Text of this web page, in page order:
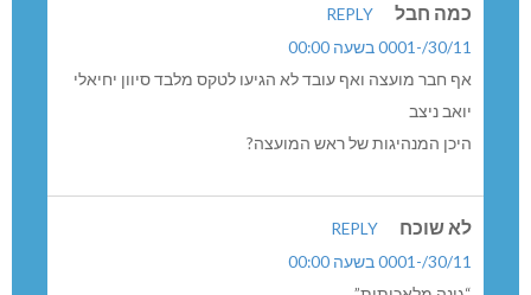
כמה חבל
REPLY
30/11/-0001 בשעה 00:00
אף חבר מועצה ואף עובד לא הגיעו לטקס מלבד סיוון יחיאלי
יואב ניצב
היכן המנהיגות של ראש המועצה?
לא שוכח
REPLY
30/11/-0001 בשעה 00:00